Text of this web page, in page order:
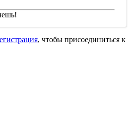
, чтобы присоединиться к